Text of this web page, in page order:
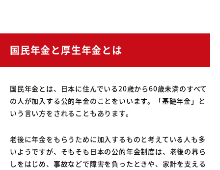
国民年金と厚生年金とは
国民年金とは、日本に住んでいる20歳から60歳未満のすべて
の人が加入する公的年金のことをいいます。「基礎年金」と
いう言い方をされることもあります。
老後に年金をもらうために加入するものと考えている人も多
いようですが、そもそも日本の公的年金制度は、老後の暮ら
しをはじめ、事故などで障害を負ったときや、家計を支える